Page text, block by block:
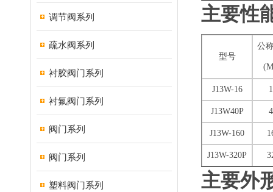
调节阀系列
疏水阀系列
衬胶阀门系列
衬氟阀门系列
阀门系列
阀门系列
塑料阀门系列
主要性
型号
公
J13W-16
J13W40P
J13W-160
J13W-320P
主要外